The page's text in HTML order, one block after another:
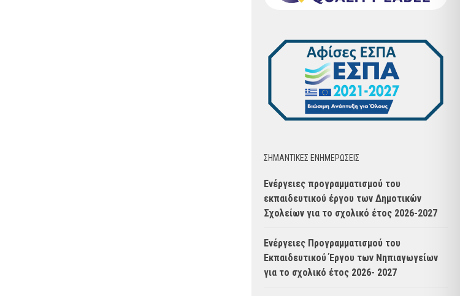
ΣΗΜΑΝΤΙΚΈΣ ΕΝΗΜΈΡΩΣΕΙΣ
Ενέργειες προγραμματισμού του
εκπαιδευτικού έργου των Δημοτικών
Σχολείων για το σχολικό έτος 2026-2027
Ενέργειες Προγραμματισμού του
Εκπαιδευτικού Έργου των Νηπιαγωγείων
για το σχολικό έτος 2026- 2027